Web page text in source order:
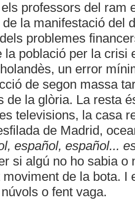
els professors del ram
la manifestació del
problemes
la població per la crisi
un error
de segon massa
de la glòria. La resta
televisions, la casa
de Madrid,
español, español...
si algú no ho sabia o
moviment de la bota. I
o fent vaga.